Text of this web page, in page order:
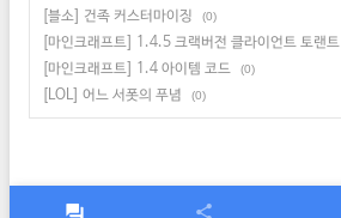
[블소] 건족 커스터마이징 (0)
[마인크래프트] 1.4.5 크랙버전 클라이언트 토랜트
[마인크래프트] 1.4 아이템 코드 (0)
[LOL] 어느 서폿의 푸념 (0)